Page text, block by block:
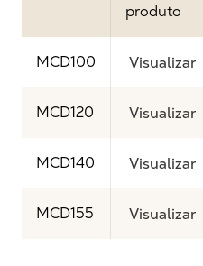
produto
MCD100 Visualizar
MCD120 Visualizar
MCD140 Visualizar
MCD155 Visualizar